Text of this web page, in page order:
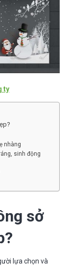
ty
nhàng
sinh động
sở
lựa chọn và